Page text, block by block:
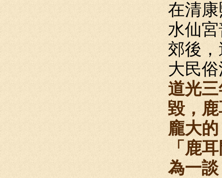
在清
水仙
郊後
大民
道光
毀，
龐大
「鹿
為一